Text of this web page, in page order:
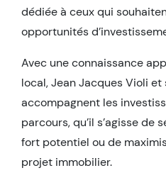
dédiée à ceux qui
opportunités
Avec une connaissance
local, Jean Jacques Violi et
accompagnent les
parcours, qu’il s’agisse de
fort potentiel ou de
projet immobilier.